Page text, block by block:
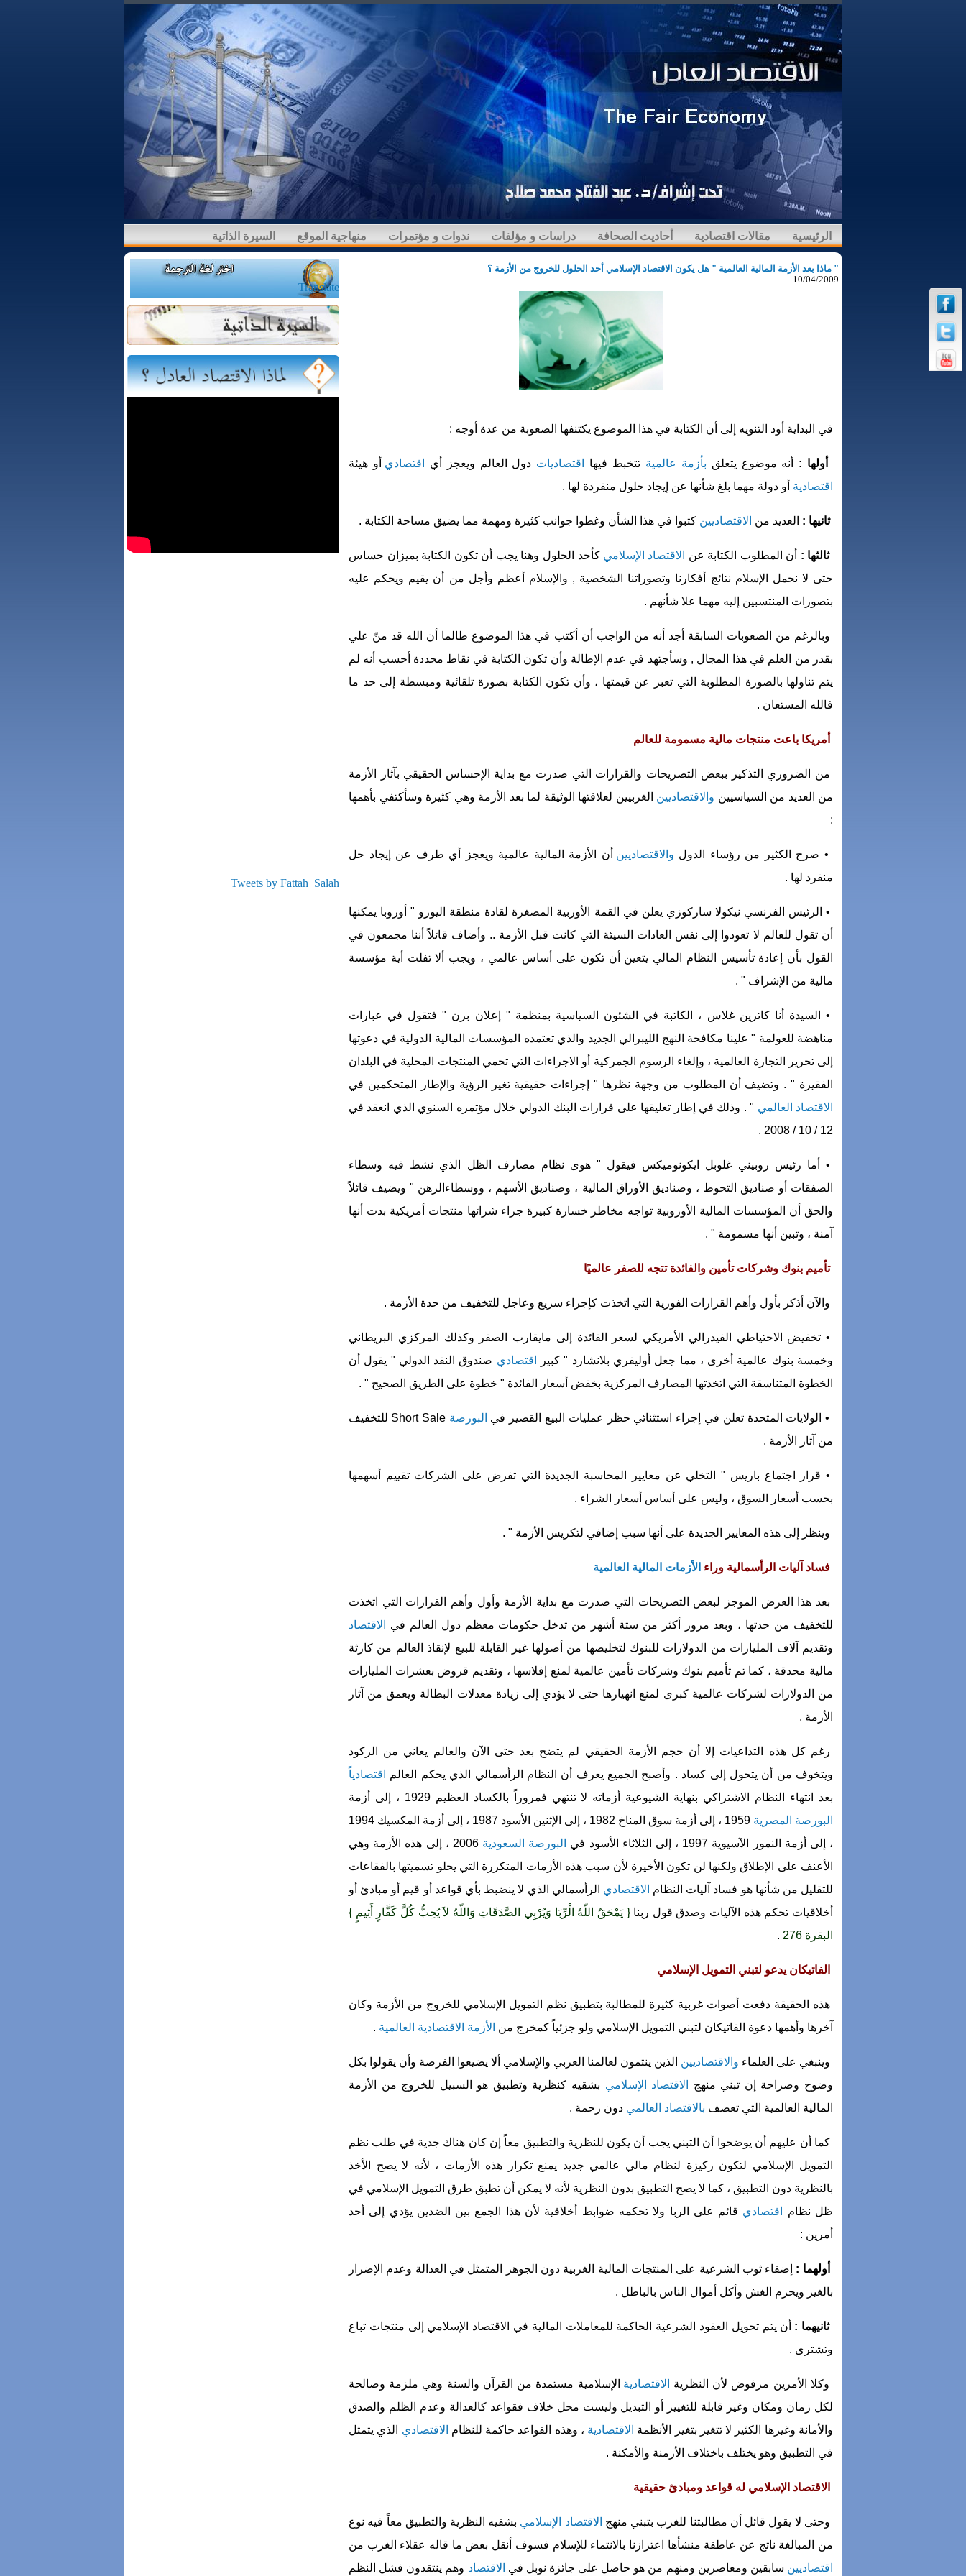
الرئيسية مقالات اقتصادية أحاديث الصحافة دراسات و مؤلفات ندوات و مؤتمرات منهاجية الموقع السيرة الذاتية
" ماذا بعد الأزمة المالية العالمية " هل يكون الاقتصاد الإسلامي أحد الحلول للخروج من الأزمة ؟
10/04/2009
في البداية أود التنويه إلى أن الكتابة في هذا الموضوع يكتنفها الصعوبة من عدة أوجه :
أولها : أنه موضوع يتعلق بأزمة عالمية تتخبط فيها اقتصاديات دول العالم ويعجز أي اقتصادي أو هيئة
اقتصادية أو دولة مهما بلغ شأنها عن إيجاد حلول منفردة لها .
ثانيها : العديد من الاقتصاديين كتبوا في هذا الشأن وغطوا جوانب كثيرة ومهمة مما يضيق مساحة الكتابة .
ثالثها : أن المطلوب الكتابة عن الاقتصاد الإسلامي كأحد الحلول وهنا يجب أن تكون الكتابة بميزان حساس
حتى لا نحمل الإسلام نتائج أفكارنا وتصوراتنا الشخصية , والإسلام أعظم وأجل من أن يقيم ويحكم عليه
بتصورات المنتسبين إليه مهما علا شأنهم .
وبالرغم من الصعوبات السابقة أجد أنه من الواجب أن أكتب في هذا الموضوع طالما أن الله قد منّ علي
بقدر من العلم في هذا المجال , وسأجتهد في عدم الإطالة وأن تكون الكتابة في نقاط محددة أحسب أنه لم
يتم تناولها بالصورة المطلوبة التي تعبر عن قيمتها ، وأن تكون الكتابة بصورة تلقائية ومبسطة إلى حد ما
فالله المستعان .
أمريكا باعت منتجات مالية مسمومة للعالم
من الضروري التذكير ببعض التصريحات والقرارات التي صدرت مع بداية الإحساس الحقيقي بآثار الأزمة
من العديد من السياسيين والاقتصاديين الغربيين لعلاقتها الوثيقة لما بعد الأزمة وهي كثيرة وسأكتفي بأهمها
:
• صرح الكثير من رؤساء الدول والاقتصاديين أن الأزمة المالية عالمية ويعجز أي طرف عن إيجاد حل
منفرد لها .
• الرئيس الفرنسي نيكولا ساركوزي يعلن في القمة الأوربية المصغرة لقادة منطقة اليورو " أوروبا يمكنها
أن تقول للعالم لا تعودوا إلى نفس العادات السيئة التي كانت قبل الأزمة .. وأضاف قائلاً أننا مجمعون في
القول بأن إعادة تأسيس النظام المالي يتعين أن تكون على أساس عالمي ، ويجب ألا تفلت أية مؤسسة
مالية من الإشراف " .
• السيدة أنا كاترين غلاس ، الكاتبة في الشئون السياسية بمنظمة " إعلان برن " فتقول في عبارات
مناهضة للعولمة " علينا مكافحة النهج الليبرالي الجديد والذي تعتمده المؤسسات المالية الدولية في دعوتها
إلى تحرير التجارة العالمية ، وإلغاء الرسوم الجمركية أو الاجراءات التي تحمي المنتجات المحلية في البلدان
الفقيرة " . وتضيف أن المطلوب من وجهة نظرها " إجراءات حقيقية تغير الرؤية والإطار المتحكمين في
الاقتصاد العالمي " . وذلك في إطار تعليقها على قرارات البنك الدولي خلال مؤتمره السنوي الذي انعقد في
12 / 10 / 2008 .
• أما رئيس روبيني غلوبل ايكونوميكس فيقول " هوى نظام مصارف الظل الذي نشط فيه وسطاء
الصفقات أو صناديق التحوط ، وصناديق الأوراق المالية ، وصناديق الأسهم ، ووسطاءالرهن " ويضيف قائلاً
والحق أن المؤسسات المالية الأوروبية تواجه مخاطر خسارة كبيرة جراء شرائها منتجات أمريكية بدت أنها
آمنة ، وتبين أنها مسمومة " .
تأميم بنوك وشركات تأمين والفائدة تتجه للصفر عالميًا
والآن أذكر بأول وأهم القرارات الفورية التي اتخذت كإجراء سريع وعاجل للتخفيف من حدة الأزمة .
• تخفيض الاحتياطي الفيدرالي الأمريكي لسعر الفائدة إلى مايقارب الصفر وكذلك المركزي البريطاني
وخمسة بنوك عالمية أخرى ، مما جعل أوليفري بلانشارد " كبير
اقتصادي صندوق النقد الدولي " يقول أن
الخطوة المتناسقة التي اتخذتها المصارف المركزية بخفض أسعار الفائدة " خطوة على الطريق الصحيح " .
• الولايات المتحدة تعلن في إجراء استثنائي حظر عمليات البيع القصير في البورصة
Short Sale للتخفيف
من آثار الأزمة .
• قرار اجتماع باريس " التخلي عن معايير المحاسبة الجديدة التي تفرض على الشركات تقييم أسهمها
بحسب أسعار السوق ، وليس على أساس أسعار الشراء .
وينظر إلى هذه المعايير الجديدة على أنها سبب إضافي لتكريس الأزمة " .
فساد آليات الرأسمالية وراء الأزمات المالية العالمية
بعد هذا العرض الموجز لبعض التصريحات التي صدرت مع بداية الأزمة وأول وأهم القرارات التي اتخذت
للتخفيف من حدتها ، وبعد مرور أكثر من ستة أشهر من تدخل حكومات معظم دول العالم في
الاقتصاد
وتقديم آلاف المليارات من الدولارات للبنوك لتخليصها من أصولها غير القابلة للبيع لإنقاذ العالم من كارثة
مالية محدقة ، كما تم تأميم بنوك وشركات تأمين عالمية لمنع إفلاسها ، وتقديم قروض بعشرات المليارات
من الدولارات لشركات عالمية كبرى لمنع انهيارها حتى لا يؤدي إلى زيادة معدلات البطالة ويعمق من آثار
الأزمة .
رغم كل هذه التداعيات إلا أن حجم الأزمة الحقيقي لم يتضح بعد حتى الآن والعالم يعاني من الركود
ويتخوف من أن يتحول إلى كساد . وأصبح الجميع يعرف أن النظام الرأسمالي الذي يحكم العالم
اقتصادياً
بعد انتهاء النظام الاشتراكي بنهاية الشيوعية أزماته لا تنتهي فمروراً بالكساد العظيم 1929 ، إلى أزمة
البورصة المصرية
1959 ، إلى أزمة سوق المناخ 1982 ، إلى الإثنين الأسود 1987 ، إلى أزمة المكسيك 1994
، إلى أزمة النمور الآسيوية 1997 ، إلى الثلاثاء الأسود في
البورصة السعودية
2006 ، إلى هذه الأزمة وهي
الأعنف على الإطلاق ولكنها لن تكون الأخيرة لأن سبب هذه الأزمات المتكررة التي يحلو تسميتها بالفقاعات
للتقليل من شأنها هو فساد آليات النظام الاقتصادي الرأسمالي الذي لا ينضبط بأي قواعد أو قيم أو مبادئ أو
أخلاقيات تحكم هذه الآليات وصدق قول ربنا{ يَمْحَقُ اللّهُ الْرِّبَا وَيُرْبِي الصَّدَقَاتِ وَاللّهُ لاَ يُحِبُّ كُلَّ كَفَّارٍ أَثِيمٍ }
البقرة 276
.
الفاتيكان يدعو لتبني التمويل الإسلامي
هذه الحقيقة دفعت أصوات غربية كثيرة للمطالبة بتطبيق نظم التمويل الإسلامي للخروج من الأزمة وكان
آخرها وأهمها دعوة الفاتيكان لتبني التمويل الإسلامي ولو جزئياً كمخرج من الأزمة الاقتصادية العالمية .
وينبغي على العلماء والاقتصاديين الذين ينتمون لعالمنا العربي والإسلامي ألا يضيعوا الفرصة وأن يقولوا بكل
وضوح وصراحة إن تبني منهج
الاقتصاد الإسلامي بشقيه كنظرية وتطبيق هو السبيل للخروج من الأزمة
المالية العالمية التي تعصف بالاقتصاد العالمي دون رحمة .
كما أن عليهم أن يوضحوا أن التبني يجب أن يكون للنظرية والتطبيق معاً إن كان هناك جدية في طلب نظم
التمويل الإسلامي لتكون ركيزة لنظام مالي عالمي جديد يمنع تكرار هذه الأزمات ، لأنه لا يصح الأخذ
بالنظرية دون التطبيق ، كما لا يصح التطبيق بدون النظرية لأنه لا يمكن أن تطبق طرق التمويل الإسلامي في
ظل نظام
اقتصادي قائم على الربا ولا تحكمه ضوابط أخلاقية لأن هذا الجمع بين الضدين يؤدي إلى أحد
أمرين :
أولهما : إضفاء ثوب الشرعية على المنتجات المالية الغربية دون الجوهر المتمثل في العدالة وعدم الإضرار
بالغير ويحرم الغش وأكل أموال الناس بالباطل .
ثانيهما : أن يتم تحويل العقود الشرعية الحاكمة للمعاملات المالية في الاقتصاد الإسلامي إلى منتجات تباع
وتشترى .
وكلا الأمرين مرفوض لأن النظرية الاقتصادية الإسلامية مستمدة من القرآن والسنة وهي ملزمة وصالحة
لكل زمان ومكان وغير قابلة للتغيير أو التبديل وليست محل خلاف فقواعد كالعدالة وعدم الظلم والصدق
والأمانة وغيرها الكثير لا تتغير بتغير الأنظمة الاقتصادية ، وهذه القواعد حاكمة للنظام الاقتصادي الذي يتمثل
في التطبيق وهو يختلف باختلاف الأزمنة والأمكنة .
الاقتصاد الإسلامي له قواعد ومبادئ حقيقية
وحتى لا يقول قائل أن مطالبتنا للغرب بتبني منهج الاقتصاد الإسلامي بشقيه النظرية والتطبيق معاً فيه نوع
من المبالغة ناتج عن عاطفة منشأها اعتزازنا بالانتماء للإسلام فسوف أنقل بعض ما قاله عقلاء الغرب من
اقتصاديين سابقين ومعاصرين ومنهم من هو حاصل على جائزة نوبل في الاقتصاد وهم ينتقدون فشل النظم
Translate
Tweets by Fattah_Salah